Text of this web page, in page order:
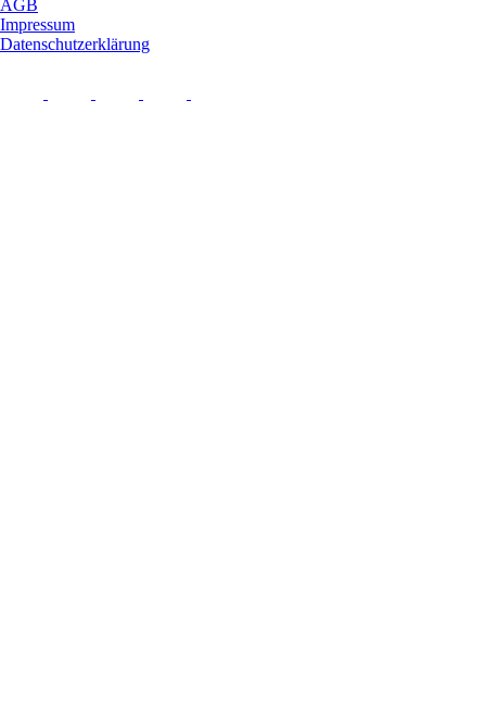
AGB
Impressum
Datenschutzerklärung